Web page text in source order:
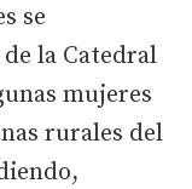
se
la Catedral
mujeres
rurales del